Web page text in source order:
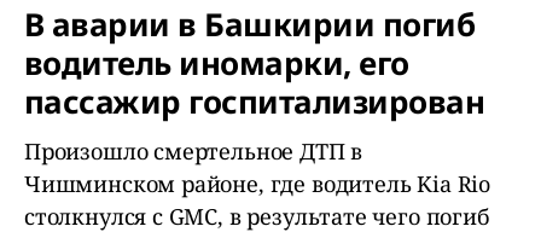
В аварии в Башкирии погиб
водитель иномарки, его
пассажир госпитализирован
Произошло смертельное ДТП в
Чишминском районе, где водитель Kia Rio
столкнулся с GMC, в результате чего погиб